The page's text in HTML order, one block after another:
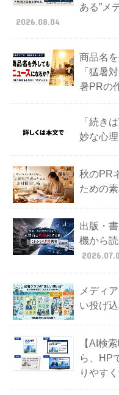
ある”メ
2026.08.04
商品名
「猛暑
暑PRの
「続き
妙な心
秋のPR
ための
出版・
機から
メディ
い投げ
【AI検
ら、HP
りやす